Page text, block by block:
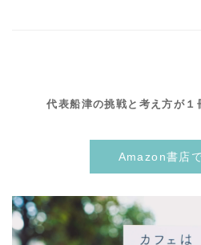
代表船津の挑戦と考え方が１
Amazon書店